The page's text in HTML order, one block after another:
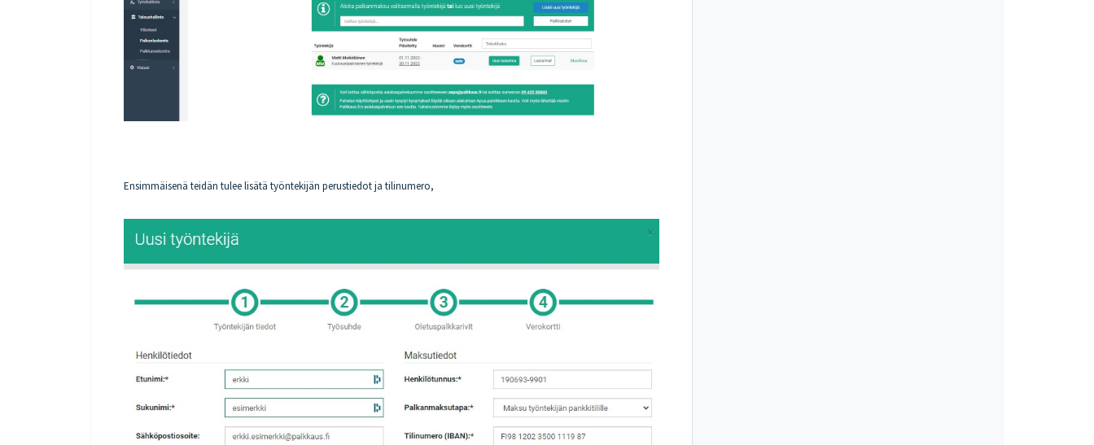
Ensimmäisenä teidän tulee lisätä työntekijän perustiedot ja tilinumero,